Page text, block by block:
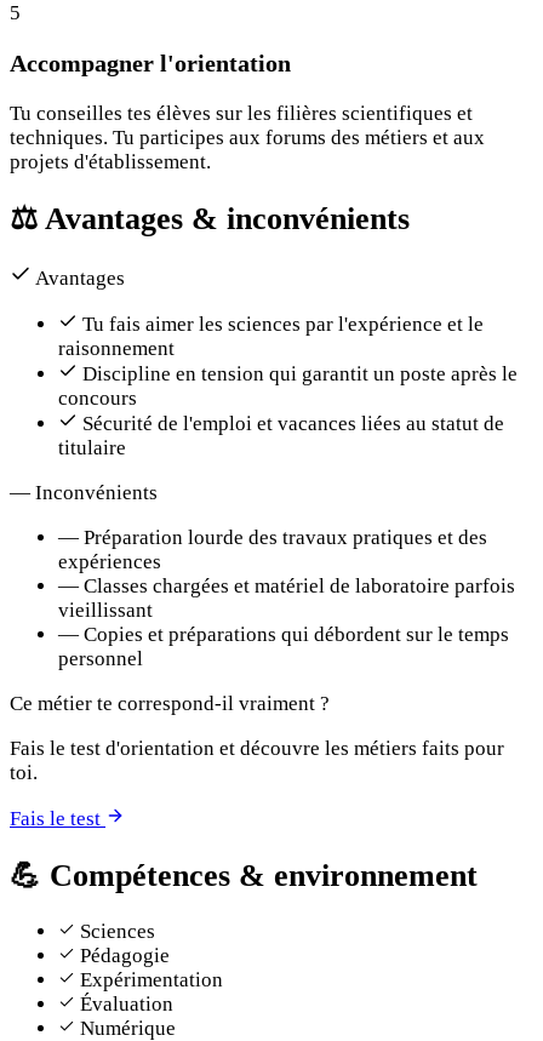
5
Accompagner l'orientation
Tu conseilles tes élèves sur les filières scientifiques et
techniques. Tu participes aux forums des métiers et aux
projets d'établissement.
⚖️ Avantages & inconvénients
Avantages
Tu fais aimer les sciences par l'expérience et le
raisonnement
Discipline en tension qui garantit un poste après le
concours
Sécurité de l'emploi et vacances liées au statut de
titulaire
— Inconvénients
— Préparation lourde des travaux pratiques et des
expériences
— Classes chargées et matériel de laboratoire parfois
vieillissant
— Copies et préparations qui débordent sur le temps
personnel
Ce métier te correspond-il vraiment ?
Fais le test d'orientation et découvre les métiers faits pour
toi.
Fais le test
💪 Compétences & environnement
Sciences
Pédagogie
Expérimentation
Évaluation
Numérique